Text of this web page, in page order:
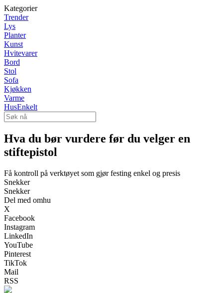
Kategorier
Trender
Lys
Planter
Kunst
Hvitevarer
Bord
Stol
Sofa
Kjøkken
Varme
HusEnkelt
Hva du bør vurdere før du velger en
stiftepistol
Få kontroll på verktøyet som gjør festing enkel og presis
Snekker
Snekker
Del med omhu
X
Facebook
Instagram
LinkedIn
YouTube
Pinterest
TikTok
Mail
RSS